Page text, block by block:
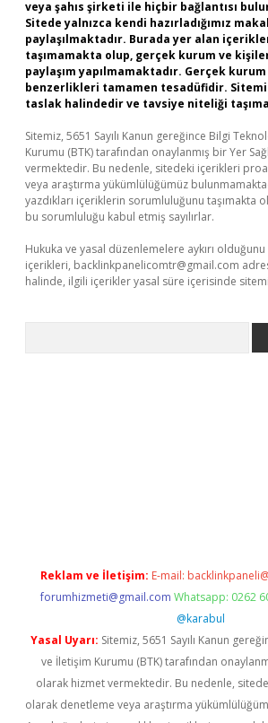
veya şahıs şirketi ile hiçbir bağlantısı
Sitede yalnızca kendi hazırladığımız
paylaşılmaktadır. Burada yer alan
taşımamakta olup, gerçek kurum ve
paylaşım yapılmamaktadır. Gerçek
benzerlikleri tamamen tesadüfidir.
taslak halindedir ve tavsiye niteliği
Sitemiz, 5651 Sayılı Kanun gereğince Bilgi
Kurumu (BTK) tarafından onaylanmış bir Yer
vermektedir. Bu nedenle, sitedeki içerikleri
veya araştırma yükümlülüğümüz
yazdıkları içeriklerin sorumluluğunu taşımakta
bu sorumluluğu kabul etmiş sayılırlar.
Hukuka ve yasal düzenlemelere aykırı
içerikleri, backlinkpanelicomtr@gmail.com
halinde, ilgili içerikler yasal süre içerisinde
Reklam ve İletişim: E-mail:
forumhizmeti@gmail.com Whatsapp: 0262
@karabul
Yasal Uyarı: Sitemiz, 5651 Sayılı Kanun
ve İletişim Kurumu (BTK) tarafından
olarak hizmet vermektedir. Bu nedenle,
olarak denetleme veya araştırma